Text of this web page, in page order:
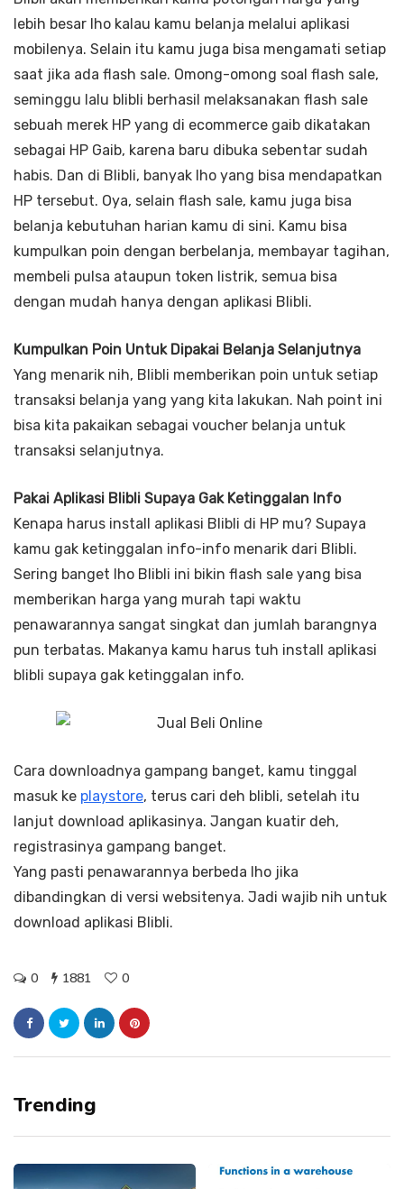
lebih besar lho kalau kamu belanja melalui aplikasi
mobilenya. Selain itu kamu juga bisa mengamati setiap
saat jika ada flash sale. Omong-omong soal flash sale,
seminggu lalu blibli berhasil melaksanakan flash sale
sebuah merek HP yang di ecommerce gaib dikatakan
sebagai HP Gaib, karena baru dibuka sebentar sudah
habis. Dan di Blibli, banyak lho yang bisa mendapatkan
HP tersebut. Oya, selain flash sale, kamu juga bisa
belanja kebutuhan harian kamu di sini. Kamu bisa
kumpulkan poin dengan berbelanja, membayar tagihan,
membeli pulsa ataupun token listrik, semua bisa
dengan mudah hanya dengan aplikasi Blibli.
Kumpulkan Poin Untuk Dipakai Belanja Selanjutnya
Yang menarik nih, Blibli memberikan poin untuk setiap
transaksi belanja yang yang kita lakukan. Nah point ini
bisa kita pakaikan sebagai voucher belanja untuk
transaksi selanjutnya.
Pakai Aplikasi Blibli Supaya Gak Ketinggalan Info
Kenapa harus install aplikasi Blibli di HP mu? Supaya
kamu gak ketinggalan info-info menarik dari Blibli.
Sering banget lho Blibli ini bikin flash sale yang bisa
memberikan harga yang murah tapi waktu
penawarannya sangat singkat dan jumlah barangnya
pun terbatas. Makanya kamu harus tuh install aplikasi
blibli supaya gak ketinggalan info.
Cara downloadnya gampang banget, kamu tinggal
masuk ke playstore, terus cari deh blibli, setelah itu
lanjut download aplikasinya. Jangan kuatir deh,
registrasinya gampang banget.
Yang pasti penawarannya berbeda lho jika
dibandingkan di versi websitenya. Jadi wajib nih untuk
download aplikasi Blibli.
0 1881 0
Trending